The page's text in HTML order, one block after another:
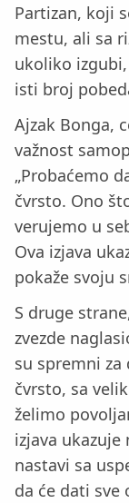
Partizan, koji
mestu, ali sa
ukoliko
isti broj
Ajzak Bonga,
važnost
„Probaćemo
čvrsto. Ono
verujemo u
Ova izjava
pokaže svoju
S druge
zvezde
su spremni za
čvrsto, sa
želimo
izjava ukazuje
nastavi sa
da će dati sve